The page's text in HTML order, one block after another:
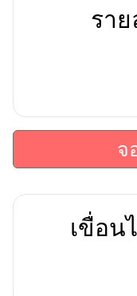
ราย
จ
เขื่อน